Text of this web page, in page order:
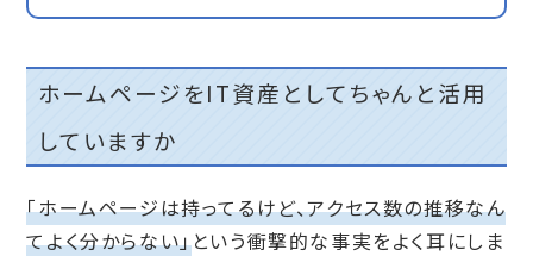
ホームページをIT資産としてちゃんと活用
していますか
「ホームページは持ってるけど、アクセス数の推移なん
てよく分からない」という衝撃的な事実をよく耳にしま